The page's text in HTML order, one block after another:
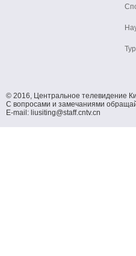
© 2016, Центральное телевидение
С вопросами и замечаниями
E-mail: liusiting@staff.cntv.cn